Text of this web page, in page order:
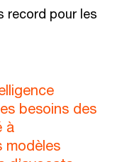
record pour les
besoins des
à
modèles